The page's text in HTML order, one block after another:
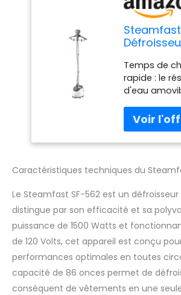
brosse à
Blanc
Temps de
rapide : le
d'eau
chauffe en
secondes et
jusqu'à 96
réglages de
rafraîchit :
plis et les
vêtements,
des rideaux,
sans les
nettoyage à
Caractéristiques techniques du
Le Steamfast SF-562 est un
distingue par son efficacité et sa
puissance de 1500 Watts et
de 120 Volts, cet appareil est conçu
performances optimales en toutes
capacité de 86 onces permet de
conséquent de vêtements en une